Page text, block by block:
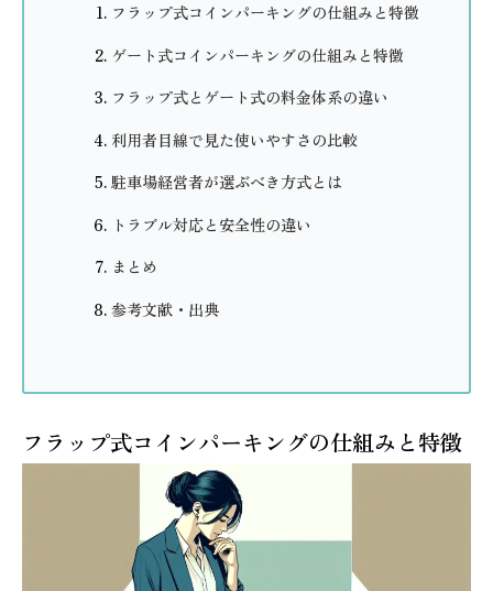
フラップ式コインパーキングの仕組みと特徴
ゲート式コインパーキングの仕組みと特徴
フラップ式とゲート式の料金体系の違い
利用者目線で見た使いやすさの比較
駐車場経営者が選ぶべき方式とは
トラブル対応と安全性の違い
まとめ
参考文献・出典
フラップ式コインパーキングの仕組みと特徴